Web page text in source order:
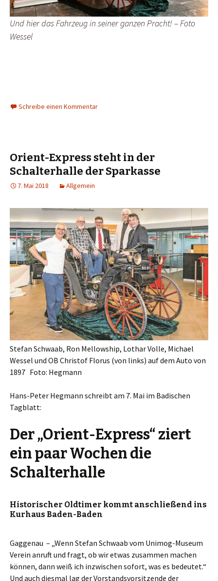
Und hier das Fahrzeug in seiner ganzen Pracht! – Foto
Wessel
Schreibe einen Kommentar
Orient-Express steht in der
Schalterhalle der Sparkasse
7. Mai 2018 Allgemein
Stefan Schwaab, Ron Mellowship, Lothar Volle, Michael
Wessel und OB Christof Florus (von links) auf dem Auto von
1897 Foto: Hegmann
Hans-Peter Hegmann schreibt am 7. Mai im Badischen
Tagblatt:
Der „Orient-Express“ ziert
ein paar Wochen die
Schalterhalle
Historischer Oldtimer kommt anschließend ins
Kurhaus Baden-Baden
Gaggenau – „Wenn Stefan Schwaab vom Unimog-Museum
Verein anruft und fragt, ob wir etwas zusammen machen
können, dann weiß ich inzwischen sofort, was es bedeutet.“
Und auch diesmal lag der Vorstandsvorsitzende der